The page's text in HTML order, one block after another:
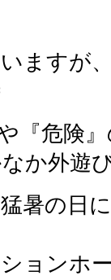
ますが
『危険
か外遊
暑の日
ョンホ